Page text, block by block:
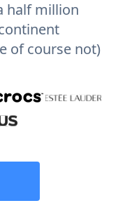
half million
of course not)